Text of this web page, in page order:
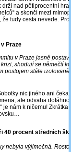
nad pětiprocentní
a skončí mezi
tudy cesta nevede.
Praze
v Praze jasně
shodují se němečtí
postojem stále
nic jiného ani
ale odvaha
je nám k ničemu!
40 procent středních
nebyla výjimečná.